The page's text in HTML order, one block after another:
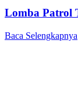
Lomba Patrol
Baca Selengkapnya